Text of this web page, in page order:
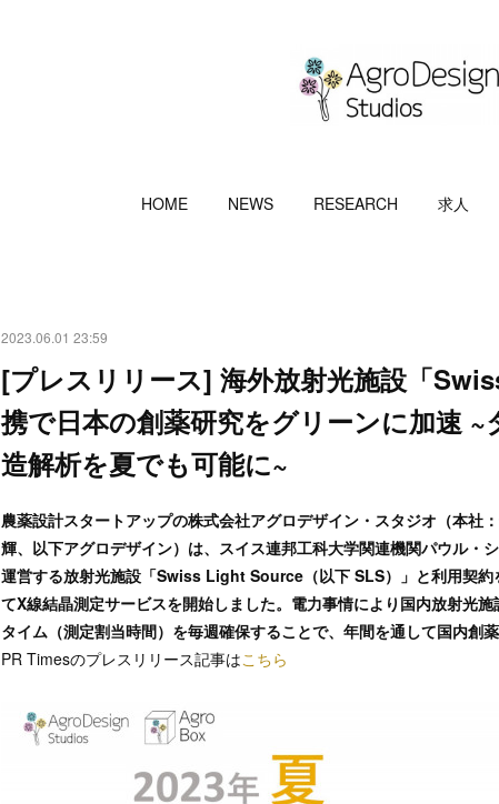
HOME NEWS RESEARCH 求人
2023.06.01 23:59
[プレスリリース] 海外放射光施設「
携で日本の創薬研究をグリーンに加速
造解析を夏でも可能に~
農薬設計スタートアップの株式会社アグロデザイン・スタジオ（本社
輝、以下アグロデザイン）は、スイス連邦工科大学関連機関パウル
運営する放射光施設「Swiss Light Source（以下 SLS）」と利用契約
てX線結晶測定サービスを開始しました。電力事情により国内放射光
タイム（測定割当時間）を毎週確保することで、年間を通して国内創
PR Timesのプレスリリース記事はこちら